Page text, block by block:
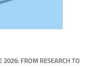
2026: FROM RESEARCH TO